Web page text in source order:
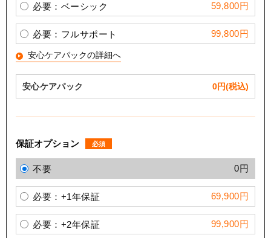
必要：ベーシック 59,800円
必要：フルサポート 99,800円
安心ケアパックの詳細へ
安心ケアパック 0円(税込)
保証オプション 必須
不要 0円
必要：+1年保証 69,900円
必要：+2年保証 99,900円